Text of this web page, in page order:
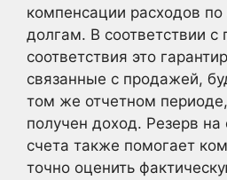
компенсации расходов
долгам. В соответствии с
соответствия это
связанные с продажей,
том же отчетном
получен доход. Резерв
счета также помогает
точно оценить